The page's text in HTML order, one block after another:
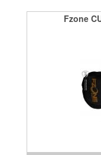
Fzone